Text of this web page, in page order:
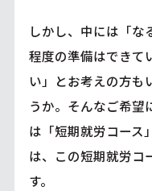
しかし、中には「な
程度の準備はできて
い」とお考えの方も
うか。そんなご希望
は「短期就労コース
は、この短期就労コ
す。